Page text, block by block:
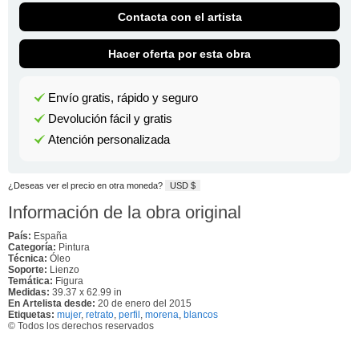
Contacta con el artista
Hacer oferta por esta obra
Envío gratis, rápido y seguro
Devolución fácil y gratis
Atención personalizada
¿Deseas ver el precio en otra moneda? USD $
Información de la obra original
País: España
Categoría: Pintura
Técnica: Óleo
Soporte: Lienzo
Temática: Figura
Medidas: 39.37 x 62.99 in
En Artelista desde: 20 de enero del 2015
Etiquetas: mujer, retrato, perfil , morena, blancos
© Todos los derechos reservados